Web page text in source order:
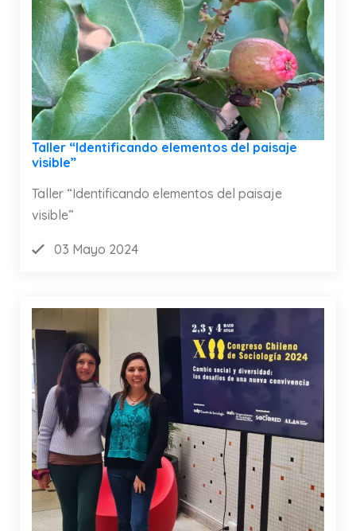
Taller “Identificando elementos del paisaje
visible”
Taller “Identificando elementos del paisaje
visible”
03 Mayo 2024